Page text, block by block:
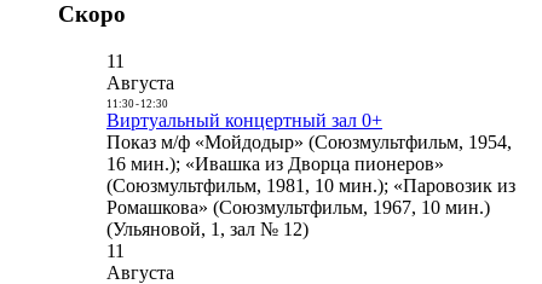
Скоро
11
Августа
11:30- 12:30
Виртуальный концертный зал 0+
Показ м/ф «Мойдодыр» (Союзмультфильм, 1954,
16 мин.); «Ивашка из Дворца пионеров»
(Союзмультфильм, 1981, 10 мин.); «Паровозик из
Ромашкова» (Союзмультфильм, 1967, 10 мин.)
(Ульяновой, 1, зал № 12)
11
Августа